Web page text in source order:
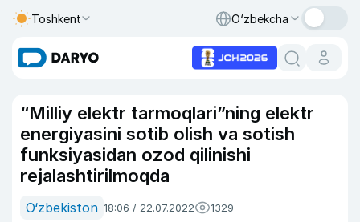
Toshkent O‘zbekcha
“Milliy elektr tarmoqlari”ning elektr
energiyasini sotib olish va sotish
funksiyasidan ozod qilinishi
rejalashtirilmoqda
O‘zbekiston 18:06 / 22.07.2022 1329